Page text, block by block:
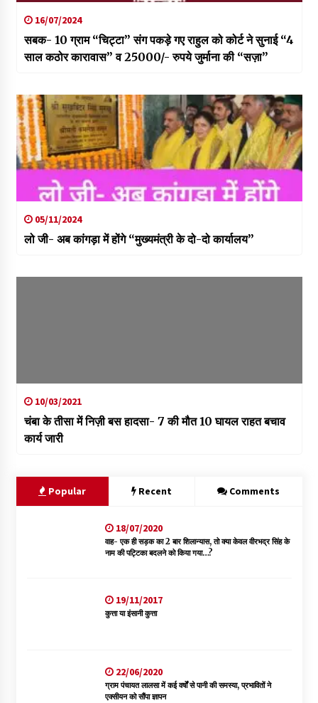
16/07/2024
सबक- 10 ग्राम “चिट्टा” संग पकड़े गए राहुल को कोर्ट ने सुनाई “4
साल कठोर कारावास” व 25000/- रुपये जुर्माना की “सज़ा”
05/11/2024
लो जी- अब कांगड़ा में होंगे “मुख्यमंत्री के दो-दो कार्यालय”
10/03/2021
चंबा के तीसा में निज़ी बस हादसा- 7 की मौत 10 घायल राहत बचाव
कार्य जारी
Popular Recent Comments
18/07/2020
वाह- एक ही सड़क का 2 बार शिलान्यास, तो क्या केवल वीरभद्र सिंह के
नाम की पट्टिका बदलने को किया गया…?
19/11/2017
कुत्ता या इंसानी कुत्ता
22/06/2020
ग्राम पंचायत लालसा में कई वर्षों से पानी की समस्या, प्रभावितों ने
एक्सीयन को सौंपा ज्ञापन